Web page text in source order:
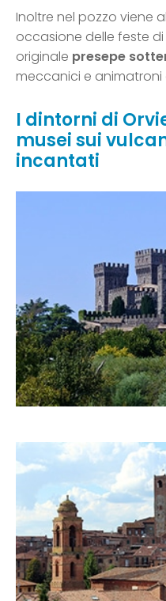
Inoltre nel pozzo viene
occasione delle feste
originale presepe
meccanici e
I dintorni di
musei sui
incantati